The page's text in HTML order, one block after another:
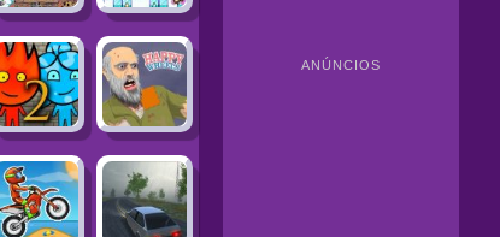
ANÚNCIOS